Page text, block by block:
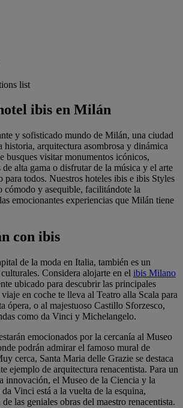
list
ibis en Milán
y sofisticado mundo de Milán, una ciudad
historia, arquitectura asombrosa y dinámica
busques visitar monumentos icónicos,
alta gama o disfrutar de la música y el arte
todos. Nuestros hoteles ibis e ibis Styles
cómodo y asequible, facilitándote la
emocionantes experiencias que Milán tiene
con ibis
de la moda en Italia, también es un
Considera alojarte en el ibis Milano
ubicado para descubrir las principales
en coche te lleva al Teatro alla Scala para
ópera, o al majestuoso Castillo Sforzesco,
como da Vinci y Michelangelo.
emocionados por la cercanía al Museo
podrán admirar el famoso mural de
cerca, Santa Maria delle Grazie se destaca
ejemplo de arquitectura renacentista. Para un
innovación, el Museo de la Ciencia y la
Vinci está a la vuelta de la esquina,
las geniales obras del maestro renacentista.